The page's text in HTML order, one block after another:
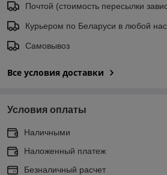
Почтой (стоимость пересылки
Курьером по Беларуси в любой
Самовывоз
Все условия доставки
Условия оплаты
Наличными
Наложенный платеж
Безналичный расчет